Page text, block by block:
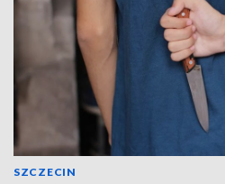
SZCZECIN